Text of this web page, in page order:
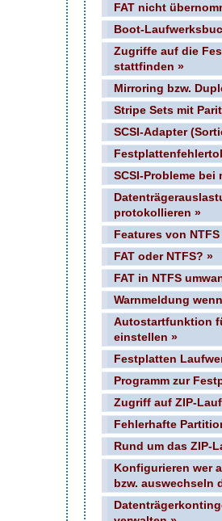
FAT nicht
Boot-
Zugriffe auf die
stattfinden »
Mirroring bzw.
Stripe Sets mit
SCSI-Adapter
SCSI-Probleme bei
protokollieren »
Features von NTFS
FAT oder NTFS? »
FAT in NTFS
Warnmeldung
Autostartfunktion
einstellen »
Festplatten
Programm zur
Zugriff auf ZIP-
Fehlerhafte
Rund um das ZIP-
Konfigurieren wer
bzw. auswechseln